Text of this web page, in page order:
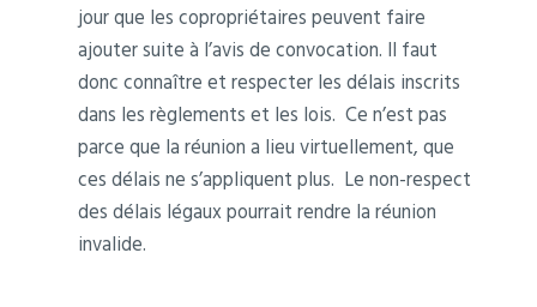
jour que les copropriétaires peuvent faire
ajouter suite à l’avis de convocation. Il faut
donc connaître et respecter les délais inscrits
dans les règlements et les lois. Ce n’est pas
parce que la réunion a lieu virtuellement, que
ces délais ne s’appliquent plus. Le non-respect
des délais légaux pourrait rendre la réunion
invalide.